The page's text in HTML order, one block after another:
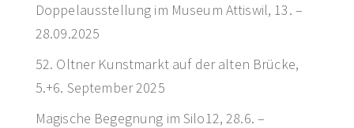
Doppelausstellung im Museum Attiswil, 13. –
28.09.2025
52. Oltner Kunstmarkt auf der alten Brücke,
5.+6. September 2025
Magische Begegnung im Silo12, 28.6. –